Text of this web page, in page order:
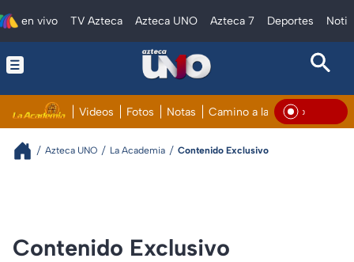
en vivo TV Azteca Azteca UNO Azteca 7 Deportes
Videos Fotos Notas Camino a la fama En
Azteca UNO La Academia Contenido Exclusivo
Contenido Exclusivo